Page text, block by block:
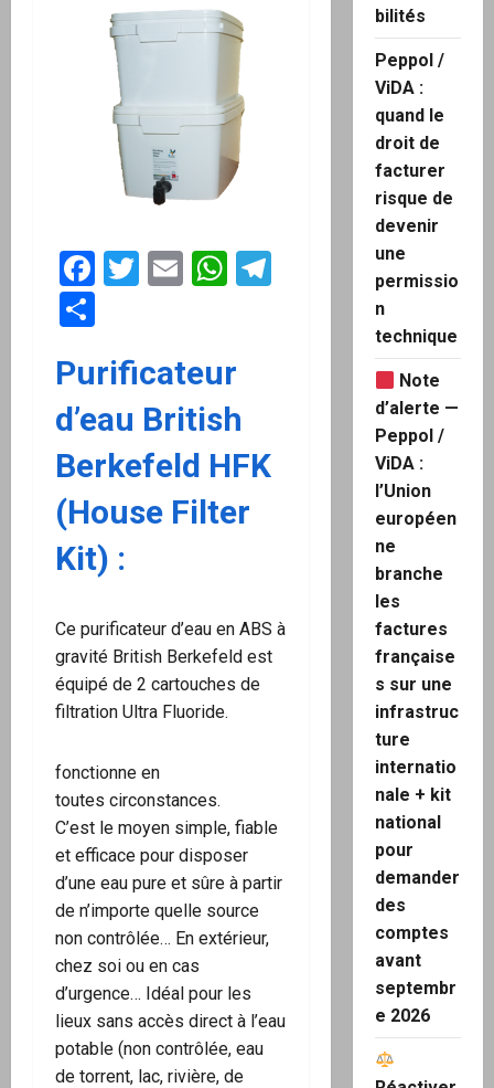
Facebook
Twitter
EmailWhatsApp
Telegram
Purificateur
d’eau British
Berkefeld HFK
(House Filter
Kit) :
Ce purificateur d’eau en ABS à
gravité British Berkefeld est
équipé de 2 cartouches de
filtration Ultra Fluoride.
fonctionne en
toutes circonstances.
C’est le moyen simple, fiable
et efficace pour disposer
d’une eau pure et sûre à partir
de n’importe quelle source
non contrôlée… En extérieur,
chez soi ou en cas
d’urgence… Idéal pour les
lieux sans accès direct à l’eau
potable (non contrôlée, eau
de torrent, lac, rivière, de
bilités
Peppol /
ViDA :
quand le
droit de
facturer
risque de
devenir
une
permissio
n
technique
Note
d’alerte —
Peppol /
ViDA :
l’Union
européen
ne
branche
les
factures
française
s sur une
infrastruc
ture
internatio
nale + kit
national
pour
demander
des
comptes
avant
septembr
e 2026